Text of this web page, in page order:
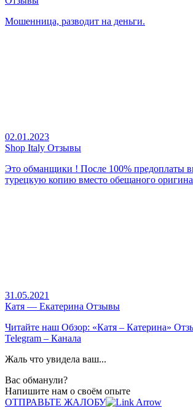
Мошенница, разводит на деньги.
02.01.2023
Shop Italy Отзывы
Это обманщики ! После 100% предоплаты
турецкую копию вместо обещаного
31.05.2021
Катя — Екатерина Отзывы
Читайте наш Обзор: «Катя – Катерина»
Telegram – Канала
Жаль что увидела ваш...
Вас обманули?
Напишите нам о своём опыте
ОТПРАВЬТЕ ЖАЛОБУ